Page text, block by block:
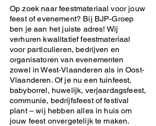
Op zoek naar feestmateriaal voor jouw
feest of evenement? Bij BJP-Groep
ben je aan het juiste adres! Wij
verhuren kwalitatief feestmateriaal
voor particulieren, bedrijven en
organisatoren van evenementen
zowel in West-Vlaanderen als in Oost-
Vlaanderen. Of je nu een tuinfeest,
babyborrel, huwelijk, verjaardagsfeest,
communie, bedrijfsfeest of festival
plant – wij hebben alles in huis om
jouw feest onvergetelijk te maken.